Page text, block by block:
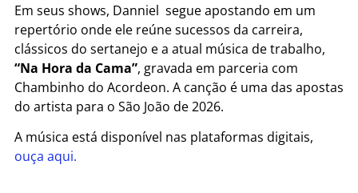
Em seus shows, Danniel segue apostando em um
repertório onde ele reúne sucessos da carreira,
clássicos do sertanejo e a atual música de trabalho,
“Na Hora da Cama”, gravada em parceria com
Chambinho do Acordeon. A canção é uma das apostas
do artista para o São João de 2026.
A música está disponível nas plataformas digitais,
ouça aqui.